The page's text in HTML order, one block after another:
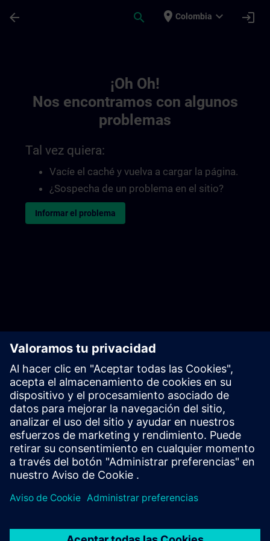
arrow_back search place Colombia expand_more login
¡Oh Oh!
Nos encontramos con algunos
problemas
Tal vez quiera:
Vacíe el caché y vuelva a cargar la página.
¿Sospecha de un problema en el sitio?
Informar el problema